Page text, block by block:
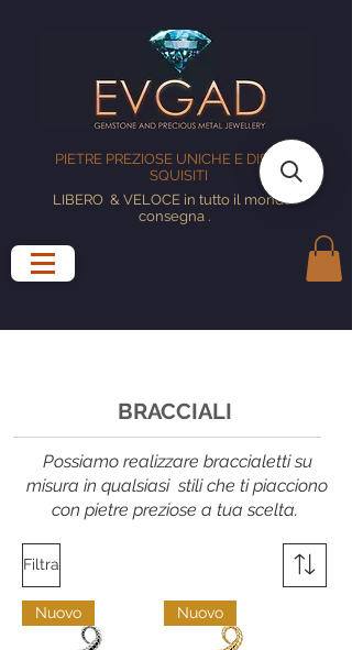
PIETRE PREZIOSE UNICHE E DISEGNI
SQUISITI
LIBERO & VELOCE in tutto il mondo
consegna.
BRACCIALI
Possiamo realizzare braccialetti su
misura in qualsiasi stili che ti piacciono
con pietre preziose a tua scelta.
Filtra
Nuovo Nuovo